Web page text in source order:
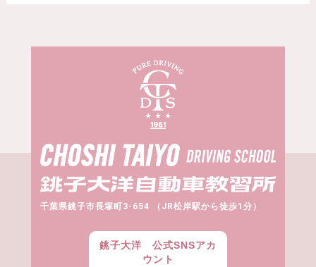
千葉県銚子市長塚町3-654 （JR松岸駅から徒歩1分）
銚子大洋 公式SNSアカ
ウント